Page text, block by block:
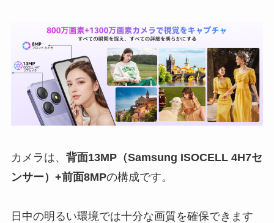
カメラは、 背面13MP（Samsung ISOCELL 4H7セ
ンサー）+前面8MPの構成です。
日中の明るい環境では十分な画質を確保できます